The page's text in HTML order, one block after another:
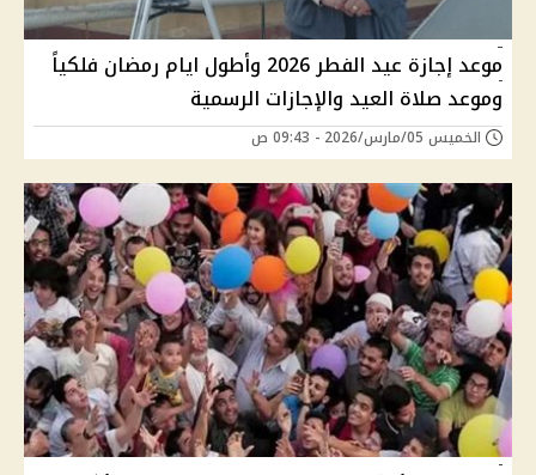
موعد إجازة عيد الفطر 2026 وأطول ايام رمضان فلكياً
وموعد صلاة العيد والإجازات الرسمية
الخميس 05/مارس/2026 - 09:43 ص